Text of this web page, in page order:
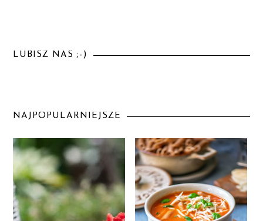
LUBISZ NAS ;-)
NAJPOPULARNIEJSZE